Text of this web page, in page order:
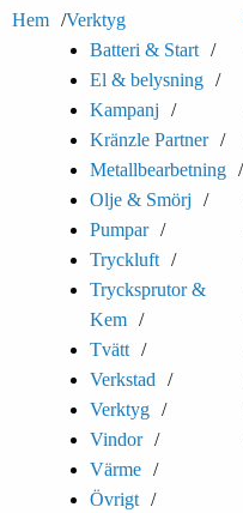
Hem
Verktyg
Batteri & Start
El & belysning
Kampanj
Kränzle Partner
Metallbearbetning
Olje & Smörj
Pumpar
Tryckluft
Trycksprutor &
Kem
Tvätt
Verkstad
Verktyg
Vindor
Värme
Övrigt